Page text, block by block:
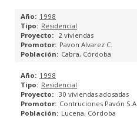
1998
Residencial
2 viviendas
Pavon Alvarez C.
Cabra, Córdoba
1998
Residencial
30 viviendas adosadas
Contruciones Pavón S.A.
Lucena, Córdoba